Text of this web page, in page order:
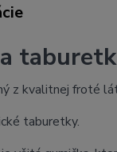
z kvalitnej froté
taburetky.